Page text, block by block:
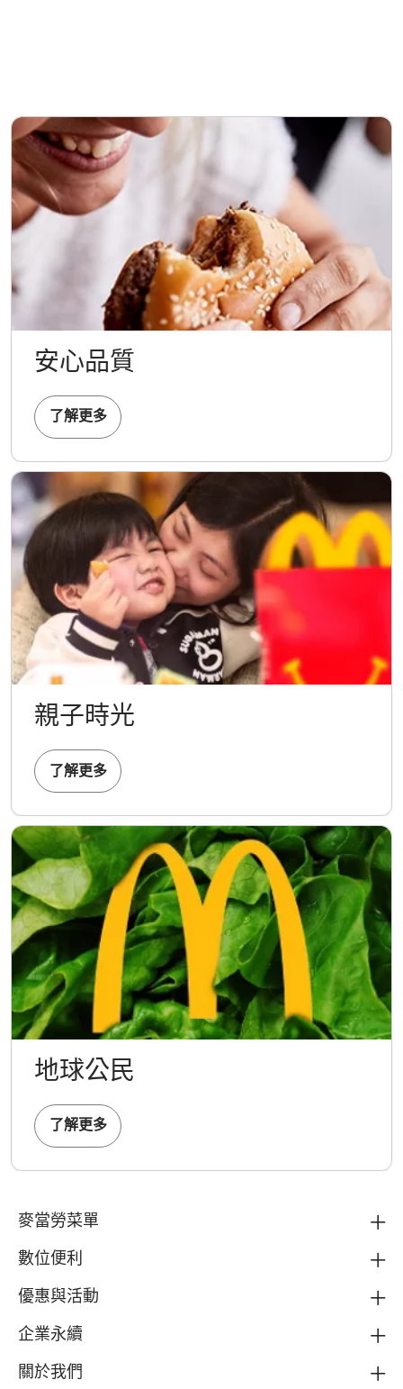
安心品質
了解更多
親子時光
了解更多
地球公民
了解更多
麥當勞菜單
數位便利
優惠與活動
企業永續
關於我們